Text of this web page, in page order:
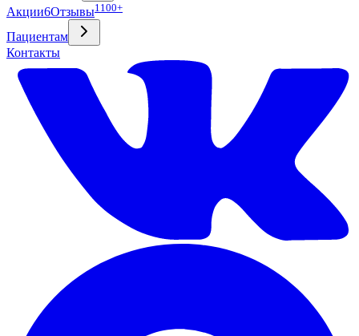
Акции6Отзывы1100+
Пациентам
Контакты